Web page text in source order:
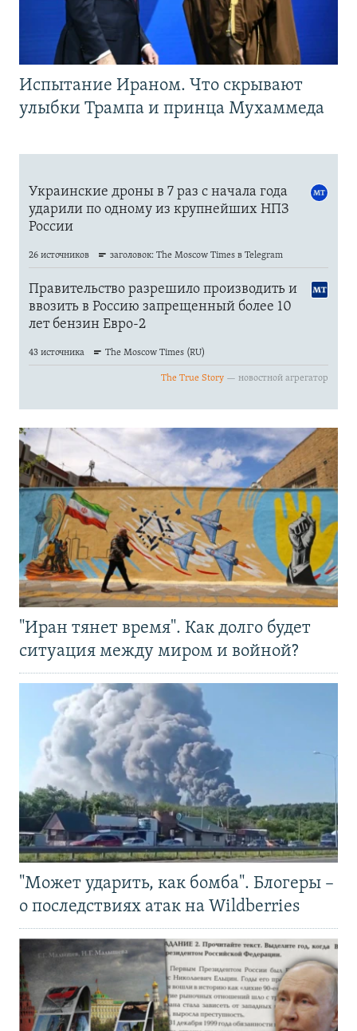
Испытание Ираном. Что скрывают
улыбки Трампа и принца Мухаммеда
"Иран тянет время". Как долго будет
ситуация между миром и войной?
"Может ударить, как бомба". Блогеры –
о последствиях атак на Wildberries